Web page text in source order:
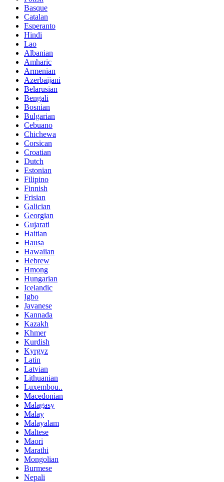
Basque
Catalan
Esperanto
Hindi
Lao
Albanian
Amharic
Armenian
Azerbaijani
Belarusian
Bengali
Bosnian
Bulgarian
Cebuano
Chichewa
Corsican
Croatian
Dutch
Estonian
Filipino
Finnish
Frisian
Galician
Georgian
Gujarati
Haitian
Hausa
Hawaiian
Hebrew
Hmong
Hungarian
Icelandic
Igbo
Javanese
Kannada
Kazakh
Khmer
Kurdish
Kyrgyz
Latin
Latvian
Lithuanian
Luxembou..
Macedonian
Malagasy
Malay
Malayalam
Maltese
Maori
Marathi
Mongolian
Burmese
Nepali